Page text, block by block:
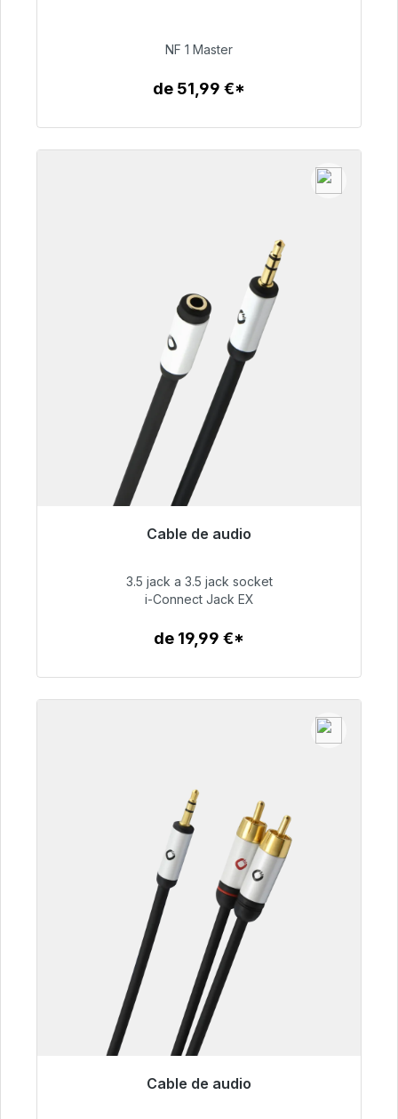
99,00 €
NF 1 Master
de 51,99 €*
Cable de audio
Listo para envío inmediato, plazo de entrega
51,99 €
3.5 jack a 3.5 jack socket
i-Connect Jack EX
de 19,99 €*
Cable de audio
Listo para envío inmediato, plazo de entrega